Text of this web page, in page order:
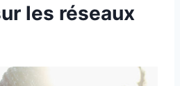
les réseaux